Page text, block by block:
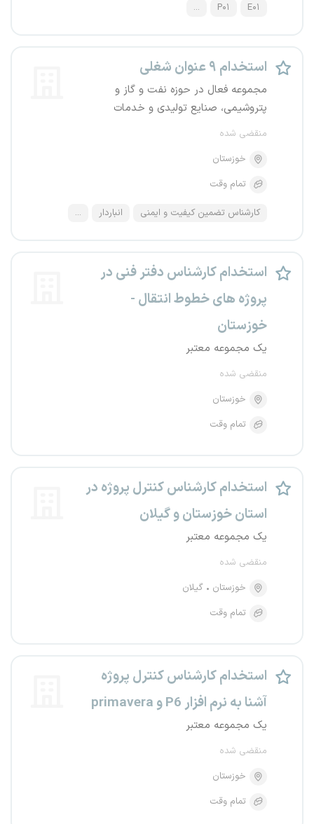
E۰۱ P۰۱ ...
استخدام ۹ عنوان شغلی
مجموعه فعال در حوزه نفت و گاز و
پتروشیمی، صنایع تولیدی و خدمات
منقضی شده
خوزستان
تمام وقت
کارشناس تضمین کیفیت و ایمنی انباردار ...
استخدام کارشناس دفتر فنی در
پروژه های خطوط انتقال -
خوزستان
یک مجموعه معتبر
منقضی شده
خوزستان
تمام وقت
استخدام کارشناس کنترل پروژه در
استان خوزستان و گیلان
یک مجموعه معتبر
منقضی شده
خوزستان
گیلان
تمام وقت
استخدام کارشناس کنترل پروژه
آشنا به نرم افزار P6 و primavera
یک مجموعه معتبر
منقضی شده
خوزستان
تمام وقت